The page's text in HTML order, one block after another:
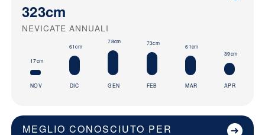
323cm
NEVICATE ANNUALI
17cm
NOV
61cm
DIC
78cm
GEN
73cm
FEB
61cm
MAR
39cm
APR
MEGLIO CONOSCIUTO PER